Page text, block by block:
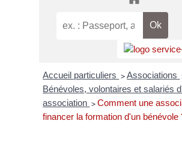
Accueil particuliers > Associations
Bénévoles, volontaires et salariés
association > Comment une
financer la formation d'un bénévole